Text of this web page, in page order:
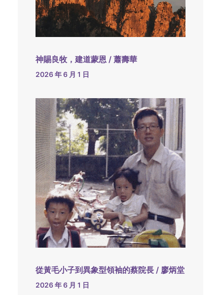
神賜良牧，建道蒙恩 / 蕭壽華
2026 年 6 月 1 日
從黃毛小子到異象型領袖的蔡院長 / 廖炳堂
2026 年 6 月 1 日